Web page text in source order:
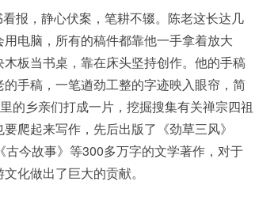
报，静心伏案，笔耕不辍。陈老这长达几
电脑，所有的稿件都靠他一手拿着放大
板当书桌，靠在床头坚持创作。他的手稿
手稿，一笔遒劲工整的字迹映入眼帘，简
的乡亲们打成一片，挖掘搜集有关禅宗四祖
爬起来写作，先后出版了《劲草三风》
古今故事》等300多万字的文学著作，对于
化做出了巨大的贡献。